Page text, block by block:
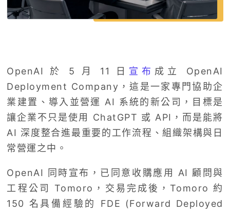
OpenAI 於 5 月 11 日 宣布 成立 OpenAI
Deployment Company，這是一家專門協助企
業建置、導入並營運 AI 系統的新公司，目標是
讓企業不只是使用 ChatGPT 或 API，而是能將
AI 深度整合進最重要的工作流程、組織架構與日
常營運之中。
OpenAI 同時宣布，已同意收購應用 AI 顧問與
工程公司 Tomoro，交易完成後，Tomoro 約
150 名具備經驗的 FDE (Forward Deployed